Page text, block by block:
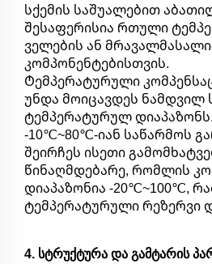
სქემის საშუალებით
შესაფერისია რთული
ველების ან
კომპონენტებისთვის.
Ტემპერატურული
უნდა მოიცავდეს ნამდვილ
ტემპერატურულ
-10℃~80℃-იან საწარმოს
შეირჩეს ისეთი
წინაღმდებარე, რომლის
დიაპაზონია -20℃~100℃,
ტემპერატურული რეზერვი
4. სტრუქტურა და გამტარის